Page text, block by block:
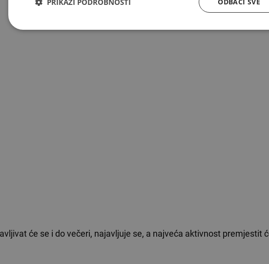
će se i do večeri, najavljuje se, a najveća aktivnost premjestit
PRIKAŽI PODROBNOSTI